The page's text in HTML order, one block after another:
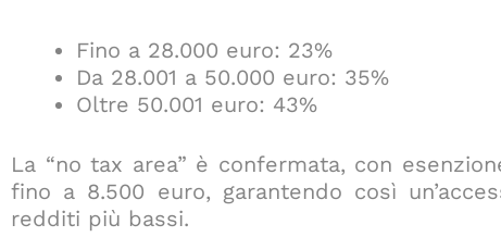
Fino a 28.000 euro: 23%
Da 28.001 a 50.000 euro: 35%
Oltre 50.001 euro: 43%
La “no tax area” è confermata, con
fino a 8.500 euro, garantendo così
redditi più bassi.